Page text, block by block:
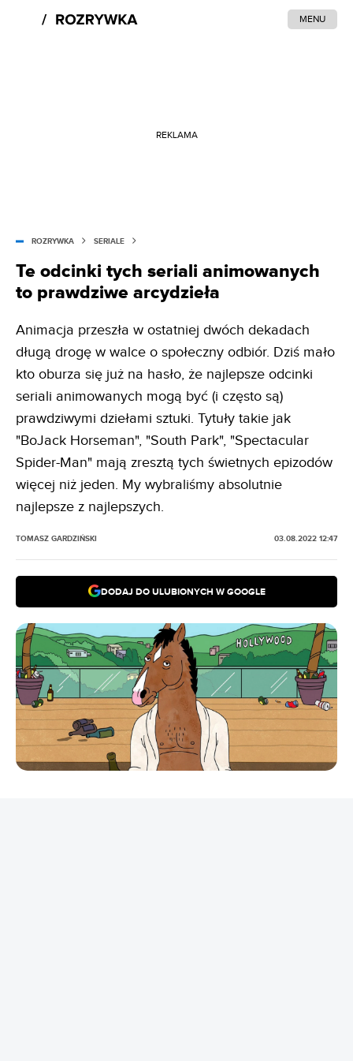
MENU
REKLAMA
ROZRYWKA SERIALE
Te odcinki tych seriali animowanych
to prawdziwe arcydzieła
Animacja przeszła w ostatniej dwóch dekadach
długą drogę w walce o społeczny odbiór. Dziś mało
kto oburza się już na hasło, że najlepsze odcinki
seriali animowanych mogą być (i często są)
prawdziwymi dziełami sztuki. Tytuły takie jak
"BoJack Horseman", "South Park", "Spectacular
Spider-Man" mają zresztą tych świetnych epizodów
więcej niż jeden. My wybraliśmy absolutnie
najlepsze z najlepszych.
TOMASZ GARDZIŃSKI 03.08.2022 12:47
DODAJ DO ULUBIONYCH W GOOGLE